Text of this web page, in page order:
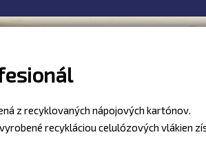
z recyklovaných nápojových kartónov.
recykláciou celulózových vlákien